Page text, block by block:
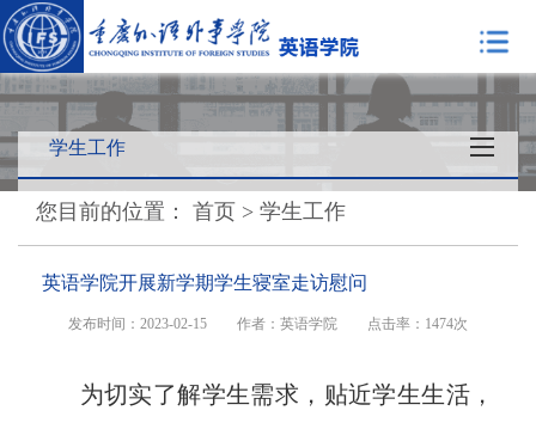
学生工作
您目前的位置： 首页 > 学生工作
英语学院开展新学期学生寝室走访慰问
发布时间：2023-02-15 作者：英语学院 点击率： 1474次
为切实了解学生需求，贴近学生生活，